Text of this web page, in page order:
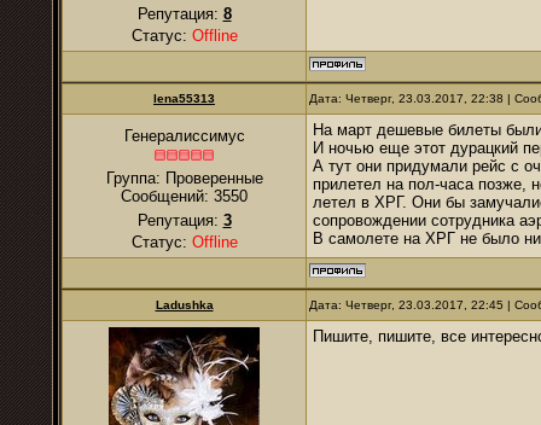
Репутация: 8
Статус: Offline
lena55313 Дата: Четверг, 23.03.2017, 22:38 |
Генералиссимус
Группа: Проверенные
Сообщений: 3550
Репутация: 3
Статус: Offline
На март дешевые билеты
И ночью еще этот дурацкий
А тут они придумали рейс с
прилетел на пол-часа позже,
летел в ХРГ. Они бы
сопровождении сотрудника
В самолете на ХРГ не было ни
Ladushka Дата: Четверг, 23.03.2017, 22:45 |
Пишите, пишите, все